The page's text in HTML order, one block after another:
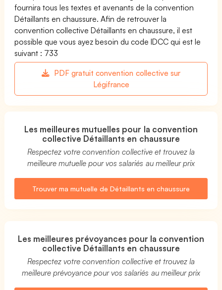
fournira tous les textes et avenants de la convention
Détaillants en chaussure. Afin de retrouver la
convention collective Détaillants en chaussure, il est
possible que vous ayez besoin du code IDCC qui est le
suivant : 733
PDF gratuit convention collective sur
Légifrance
Les meilleures mutuelles pour la convention
collective Détaillants en chaussure
Respectez votre convention collective et trouvez la
meilleure mutuelle pour vos salariés au meilleur prix
Trouver ma mutuelle de Détaillants en chaussure
Les meilleures prévoyances pour la convention
collective Détaillants en chaussure
Respectez votre convention collective et trouvez la
meilleure prévoyance pour vos salariés au meilleur prix